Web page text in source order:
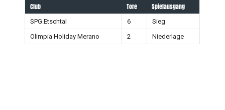
Club Tore Spielausgang
SPG.Etschtal 6
Sieg
Olimpia Holiday Merano
2 Niederlage